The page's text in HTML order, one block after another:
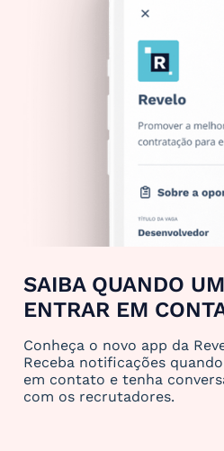
SAIBA QUANDO
ENTRAR EM
Conheça o novo app da
Receba notificações
em contato e tenha
com os recrutadores.